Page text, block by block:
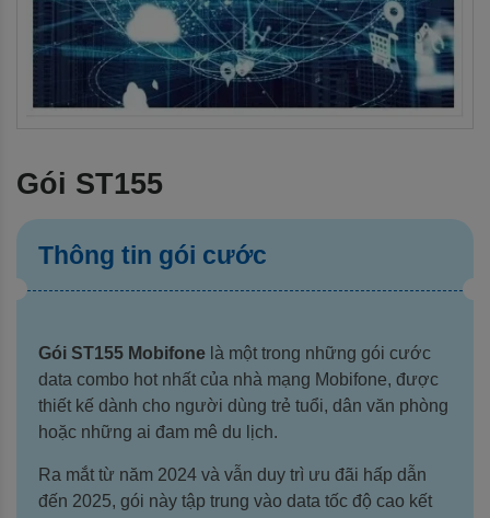
Gói ST155
Thông tin gói cước
Gói ST155 Mobifone là một trong những gói cước
data combo hot nhất của nhà mạng Mobifone, được
thiết kế dành cho người dùng trẻ tuổi, dân văn phòng
hoặc những ai đam mê du lịch.
Ra mắt từ năm 2024 và vẫn duy trì ưu đãi hấp dẫn
đến 2025, gói này tập trung vào data tốc độ cao kết